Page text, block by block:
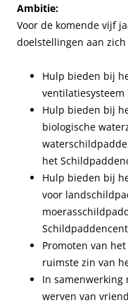
Ambitie:
Voor de komende vijf
doelstellingen aan
Hulp bieden bij
Hulp bieden bij
biologische
het
Hulp bieden bij
voor
Promoten van
ruimste zin van
In
werven van